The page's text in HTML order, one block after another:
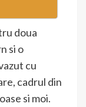
doua
si o
cu
cadrul din
si moi.